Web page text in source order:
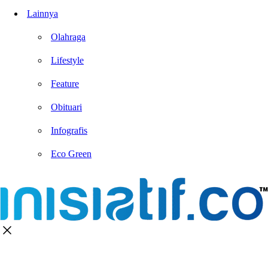
Lainnya
Olahraga
Lifestyle
Feature
Obituari
Infografis
Eco Green